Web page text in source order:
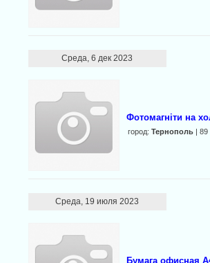
Среда, 6 дек 2023
Фотомагніти на
город: Тернополь| 89
Среда, 19 июля 2023
Бумага офисная